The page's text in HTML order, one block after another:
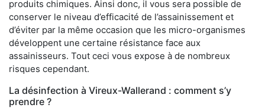
produits chimiques. Ainsi donc, il vous sera possible de
conserver le niveau d’efficacité de l’assainissement et
d’éviter par la même occasion que les micro-organismes
développent une certaine résistance face aux
assainisseurs. Tout ceci vous expose à de nombreux
risques cependant.
La désinfection à Vireux-Wallerand : comment s’y
prendre ?